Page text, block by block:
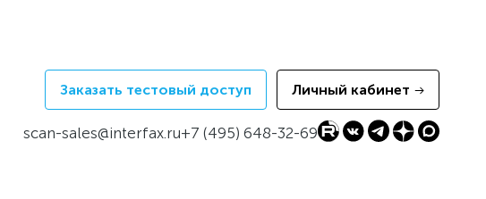
Заказать тестовый доступ Личный кабинет
scan-sales@interfax.ru+7 (495) 648-32-69